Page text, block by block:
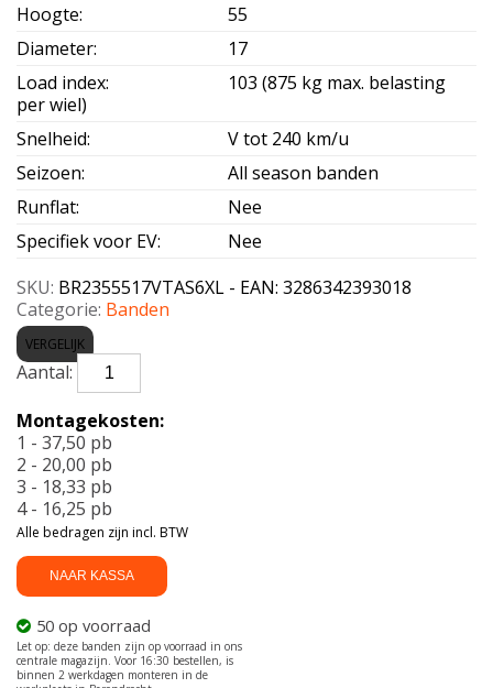
Hoogte:
55
Diameter:
17
Load index:
103 (875 kg max. belasting
per wiel)
Snelheid:
V tot 240 km/u
Seizoen:
All season banden
Runflat:
Nee
Specifiek voor EV:
Nee
SKU: BR2355517VTAS6XL - EAN: 3286342393018
Categorie: Banden
VERGELIJK
BRIDGESTONE-
TURANZA
6
Enliten
XL
235/55
R17
103V
aantal
NAAR KASSA
50 op voorraad
Montagekosten:
1 - 37,50 pb
2 - 20,00 pb
3 - 18,33 pb
4 - 16,25 pb
Alle bedragen zijn incl. BTW